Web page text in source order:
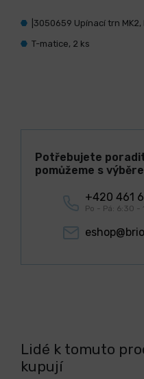
|3050659 Upínací trn
T-matice, 2 ks
Potřebujete
pomůžeme s
+420 461
Po - Pá: 6:30 -
Lidé k tomuto
kupují